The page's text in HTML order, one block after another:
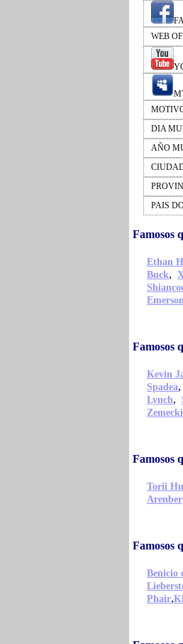
WEB
DIA
AÑO
PAIS
Famosos
Ethan
Buck,
Famosos
Kevin
Spadea,
Lynch,
Famosos
Torii
Famosos
Benicio
Phair,